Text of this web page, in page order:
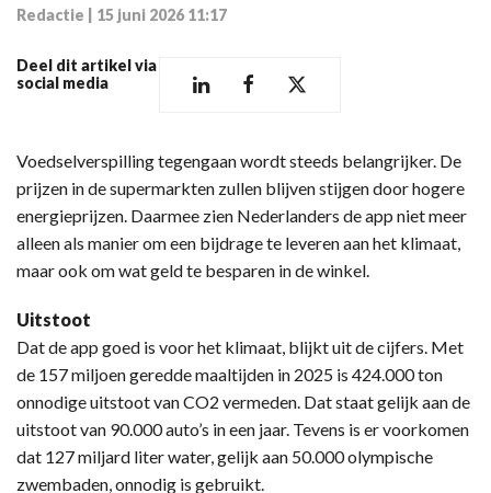
Redactie 15 juni 2026 11:17
Deel dit artikel via
social media
Voedselverspilling tegengaan wordt steeds belangrijker. De
prijzen in de supermarkten zullen blijven stijgen door hogere
energieprijzen. Daarmee zien Nederlanders de app niet meer
alleen als manier om een bijdrage te leveren aan het klimaat,
maar ook om wat geld te besparen in de winkel.
Uitstoot
Dat de app goed is voor het klimaat, blijkt uit de cijfers. Met
de 157 miljoen geredde maaltijden in 2025 is 424.000 ton
onnodige uitstoot van CO2 vermeden. Dat staat gelijk aan de
uitstoot van 90.000 auto’s in een jaar. Tevens is er voorkomen
dat 127 miljard liter water, gelijk aan 50.000 olympische
zwembaden, onnodig is gebruikt.